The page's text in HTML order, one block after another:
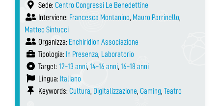
Sede: Centro Congressi Le Benedettine
Interviene: Francesca Montanino, Mauro Parrinello,
Matteo Sintucci
Organizza: Enchiridion Associazione
Tipologia: In Presenza, Laboratorio
Target: 12-13 anni, 14-16 anni, 16-18 anni
Lingua: Italiano
Keywords: Cultura, Digitalizzazione, Gaming, Teatro